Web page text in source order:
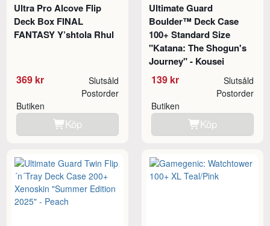
Ultra Pro Alcove Flip
Deck Box FINAL
FANTASY Y’shtola Rhul
369 kr Slutsåld
Butiken
Postorder
Köp
Ultimate Guard
Boulder™ Deck Case
100+ Standard Size
"Katana: The Shogun's
Journey" - Kousei
139 kr Slutsåld
Butiken
Postorder
Köp